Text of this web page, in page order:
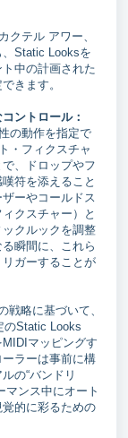
クテル アワー、
、Static Looksを
中の計画された
きます。
ントロール：
の動作を指定で
・フィクスチャ
、ドロップやフ
符を添えること
ーやコールドス
クスチャー）と
クルックを調整
瞬間に、これら
ガーすることが
戦略に基づいて、
のStatic Looks
MIDIマッピングす
ラーは事前に構
の“バンドリ
マンス中にオート
的に彩るための